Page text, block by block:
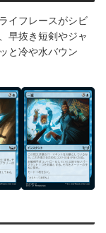
イフレースがシビ
早抜き短剣やジャ
と冷や水バウン